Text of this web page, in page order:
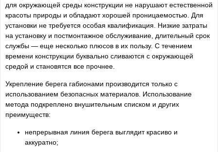
для окружающей среды конструкции не нарушают естественной
красоты природы и обладают хорошей проницаемостью. Для
установки не требуется особая квалификация. Низкие затраты
на установку и постмонтажное обслуживание, длительный срок
службы — еще несколько плюсов в их пользу. С течением
времени конструкции буквально сливаются с окружающей
средой и становятся все прочнее.
Укрепление берега габионами производится только с
использованием безопасных материалов. Использование
метода подкреплено внушительным списком и других
преимуществ:
непрерывная линия берега выглядит красиво и
аккуратно;